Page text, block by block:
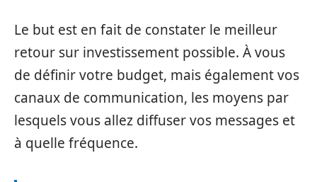
Le but est en fait de constater le meilleur
retour sur investissement possible. À vous
de définir votre budget, mais également vos
canaux de communication, les moyens par
lesquels vous allez diffuser vos messages et
à quelle fréquence.